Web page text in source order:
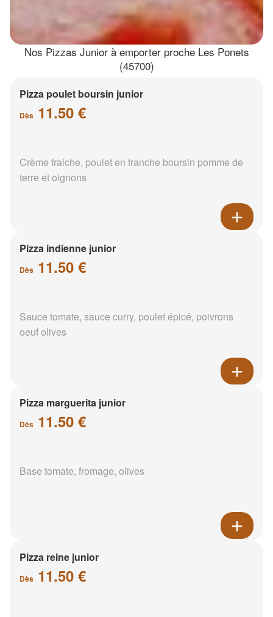
Nos Pizzas Junior à emporter proche Les Ponets
(45700)
Pizza poulet boursin junior
Dès 11.50 €
Crème fraiche, poulet en tranche boursin pomme de
terre et oignons
Pizza indienne junior
Dès 11.50 €
Sauce tomate, sauce curry, poulet épicé, poivrons
oeuf olives
Pizza marguerita junior
Dès 11.50 €
Base tomate, fromage, olives
Pizza reine junior
Dès 11.50 €